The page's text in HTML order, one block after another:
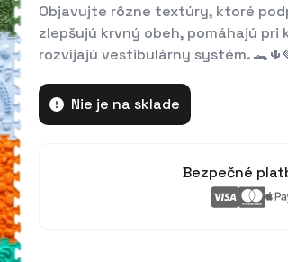
Objavujte rôzne textúry, ktoré
zlepšujú krvný obeh, pomáhajú
rozvíjajú vestibulárny systém.
Nie je na sklade
Bezpečné